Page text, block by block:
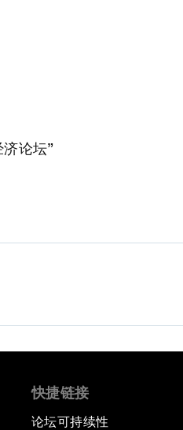
论坛”
快捷链接
论坛可持续性